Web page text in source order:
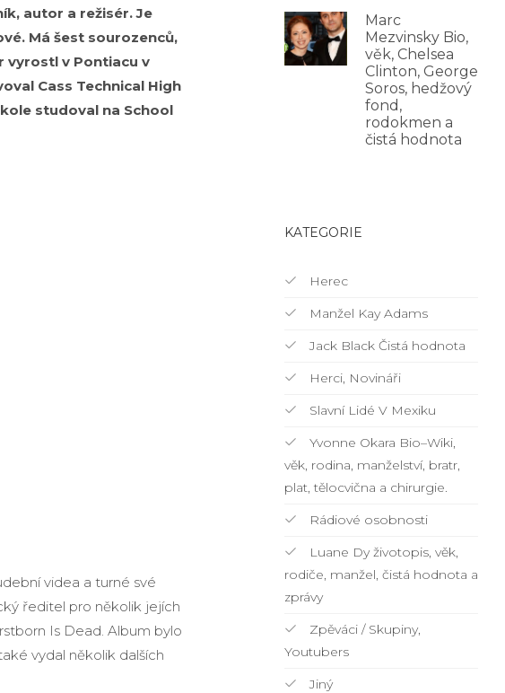
autor a režisér. Je
Má šest sourozenců,
vyrostl v Pontiacu v
Cass Technical High
studoval na School
videa a turné své
ředitel pro několik jejích
Is Dead. Album bylo
vydal několik dalších
Marc
Mezvinsky Bio,
věk, Chelsea
Clinton, George
Soros, hedžový
fond,
rodokmen a
čistá hodnota
KATEGORIE
Herec
Manžel Kay Adams
Jack Black Čistá hodnota
Herci, Novináři
Slavní Lidé V Mexiku
Yvonne Okara Bio–Wiki,
věk, rodina, manželství, bratr,
plat, tělocvična a chirurgie.
Rádiové osobnosti
Luane Dy životopis, věk,
rodiče, manžel, čistá hodnota a
zprávy
Zpěváci / Skupiny,
Youtubers
Jiný